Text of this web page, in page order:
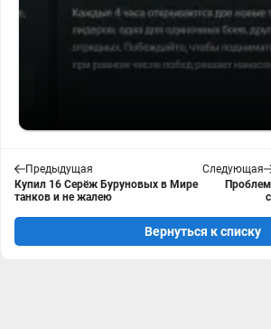
Предыдущая
Купил 16 Серёж Буруновых в Мире
танков и не жалею
Следующая
Вернуться к списку